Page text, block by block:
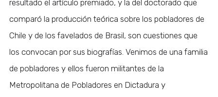
resultado el artículo premiado, y la del doctorado que
comparó la producción teórica sobre los pobladores de
Chile y de los favelados de Brasil, son cuestiones que
los convocan por sus biografías. Venimos de una familia
de pobladores y ellos fueron militantes de la
Metropolitana de Pobladores en Dictadura y